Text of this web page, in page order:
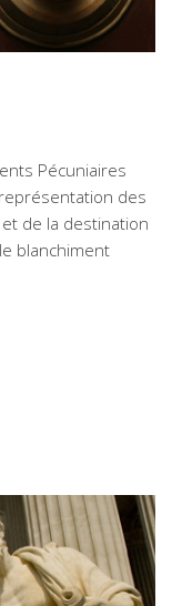
Pécuniaires
des
de la destination
blanchiment